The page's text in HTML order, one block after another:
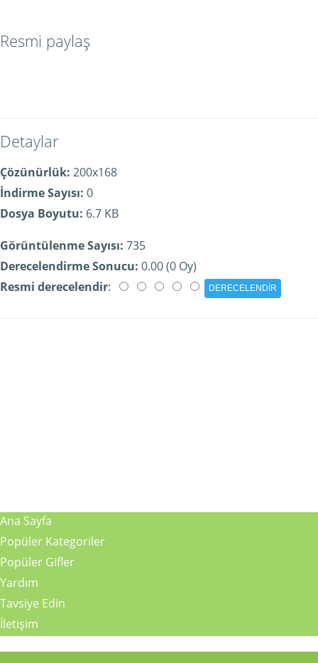
Resmi paylaş
Detaylar
Çözünürlük: 200x168
İndirme Sayısı: 0
Dosya Boyutu: 6.7 KB
Görüntülenme Sayısı: 735
Derecelendirme Sonucu: 0.00 (0 Oy)
Resmi derecelendir:
Ana Sayfa
Popüler Kategoriler
Popüler Gifler
Yardım
Tavsiye Edin
İletişim